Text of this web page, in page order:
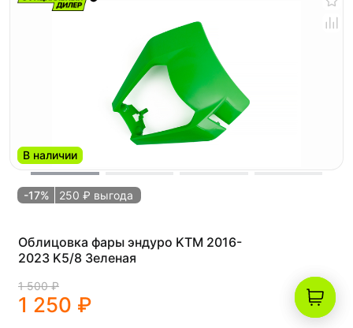
В наличии
-17% 250 ₽ выгода
Облицовка фары эндуро KTM 2016-
2023 K5/8 Зеленая
1 500 ₽
1 250 ₽